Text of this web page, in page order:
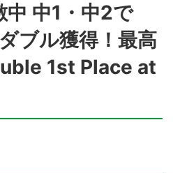
中 中1・中2で
ブル獲得！最高
1st Place at